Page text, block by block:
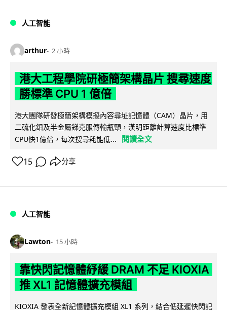
人工智能
arthur 2 小時
港大工程學院研極簡架構晶片 搜尋速度
勝標準 CPU 1 億倍
港大團隊研發極簡架構模擬內容尋址記憶體（CAM）晶片，用
二硫化鉬及半金屬銻克服傳輸瓶頸，漢明距離計算速度比標準
CPU快1億倍，每次搜尋耗能低...
閱讀全文
15 分享
人工智能
Lawton 15 小時
靠快閃記憶體紓緩 DRAM 不足 KIOXIA
推 XL1 記憶體擴充模組
KIOXIA 發表全新記憶體擴充模組 XL1 系列，結合低延遲快閃記